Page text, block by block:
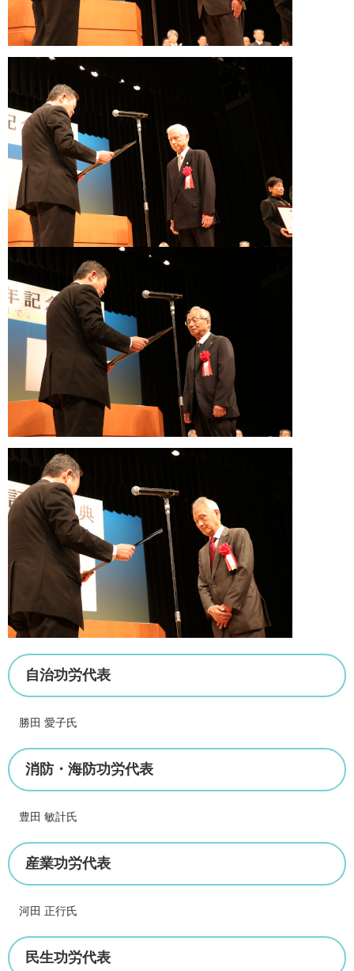
自治功労代表
勝田 愛子氏
消防・海防功労代表
豊田 敏計氏
産業功労代表
河田 正行氏
民生功労代表